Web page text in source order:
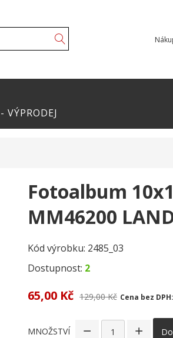
VÝPRODEJ
Fotoalbum
MM46200
Kód výrobku: 2485_03
Dostupnost: 2
65,00 Kč 129,00 Kč Cena bez DPH:
MNOŽSTVÍ